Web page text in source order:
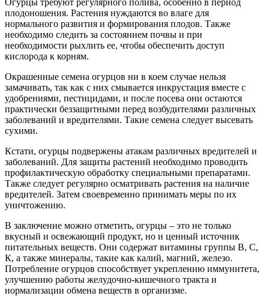
плодоношения. Растения нуждаются во влаге для
нормального развития и формирования плодов. Также
необходимо следить за состоянием почвы и при
необходимости рыхлить ее, чтобы обеспечить доступ
кислорода к корням.
Окрашенные семена огурцов ни в коем случае нельзя
замачивать, так как с них смывается инкрустация вместе с
удобрениями, пестицидами, и после посева они остаются
практически беззащитными перед возбудителями различных
заболеваний и вредителями. Такие семена следует высевать
сухими.
Кстати, огурцы подвержены атакам различных вредителей и
заболеваний. Для защиты растений необходимо проводить
профилактическую обработку специальными препаратами.
Также следует регулярно осматривать растения на наличие
вредителей. Затем своевременно принимать меры по их
уничтожению.
В заключение можно отметить, огурцы – это не только
вкусный и освежающий продукт, но и ценный источник
питательных веществ. Они содержат витамины группы В, С,
К, а также минералы, такие как калий, магний, железо.
Потребление огурцов способствует укреплению иммунитета,
улучшению работы желудочно-кишечного тракта и
нормализации обмена веществ в организме.